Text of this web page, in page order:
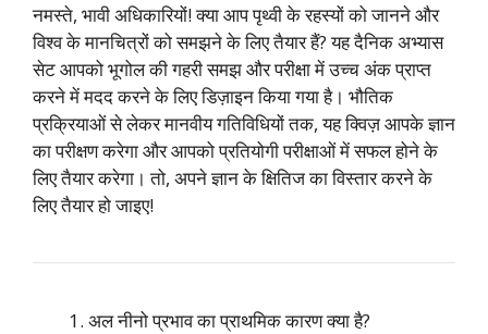
नमस्ते, भावी अधिकारियों! क्या आप पृथ्वी के रहस्यों को जानने और
विश्व के मानचित्रों को समझने के लिए तैयार हैं? यह दैनिक अभ्यास
सेट आपको भूगोल की गहरी समझ और परीक्षा में उच्च अंक प्राप्त
करने में मदद करने के लिए डिज़ाइन किया गया है। भौतिक
प्रक्रियाओं से लेकर मानवीय गतिविधियों तक, यह क्विज़ आपके ज्ञान
का परीक्षण करेगा और आपको प्रतियोगी परीक्षाओं में सफल होने के
लिए तैयार करेगा। तो, अपने ज्ञान के क्षितिज का विस्तार करने के
लिए तैयार हो जाइए!
अल नीनो प्रभाव का प्राथमिक कारण क्या है?